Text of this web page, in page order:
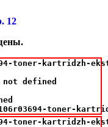
12
kartridzh-
not defined
toner-
kartridzh-